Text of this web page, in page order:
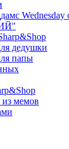
Wednesday
дедушки
папы
мемов